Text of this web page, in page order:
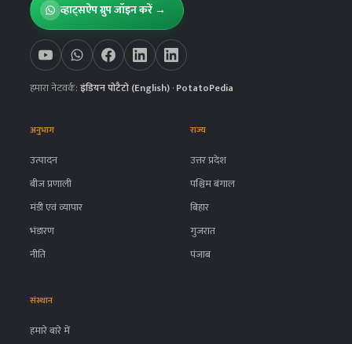
व्हाट्सऐप ग्रुप जॉइन करें →
हमारा नेटवर्क:इंडियन पोटैटो (English)·PotatoPedia
अनुभाग
उत्पादन
बीज प्रणाली
मंडी एवं व्यापार
भंडारण
नीति
राज्य
उत्तर प्रदेश
पश्चिम बंगाल
बिहार
गुजरात
पंजाब
संस्थान
हमारे बारे में